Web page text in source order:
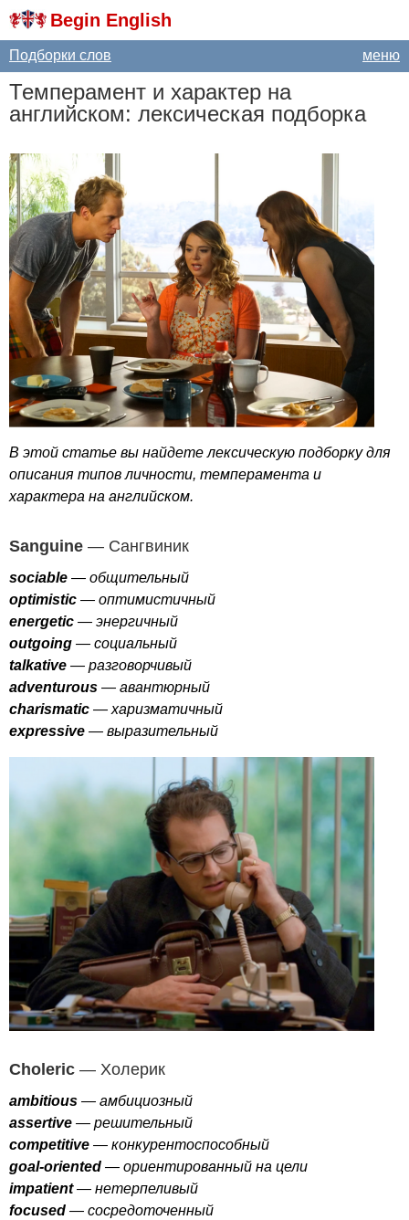
Begin English
меню
Подборки слов
Темперамент и характер на
английском: лексическая подборка
В этой статье вы найдете лексическую подборку для
описания типов личности, темперамента и
характера на английском.
Sanguine — Сангвиник
sociable — общительный
optimistic — оптимистичный
energetic — энергичный
outgoing — социальный
talkative — разговорчивый
adventurous — авантюрный
charismatic — харизматичный
expressive — выразительный
Choleric — Холерик
ambitious — амбициозный
assertive — решительный
competitive — конкурентоспособный
goal-oriented — ориентированный на цели
impatient— нетерпеливый
focused — сосредоточенный